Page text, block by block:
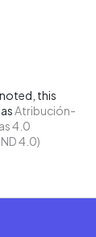
this
Atribución-
4.0
4.0)